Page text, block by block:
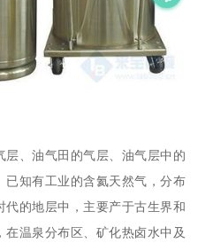
、油气田的气层、油气层中的
已知有工业的含氦天然气，分布
的地层中，主要产于古生界和
温泉分布区、矿化热卤水中及